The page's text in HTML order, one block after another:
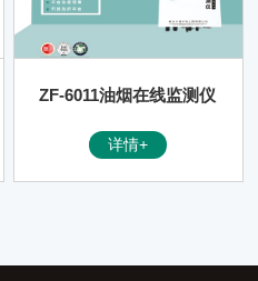
ZF-6011油烟在线监测仪
详情+